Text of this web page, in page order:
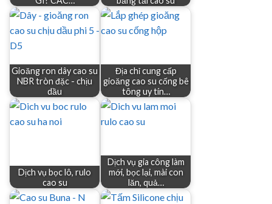
Gioăng ron dây cao su
NBR tròn đặc - chịu
dầu
Địa chỉ cung cấp
gioăng cao su cống bê
tông uy tín…
Dịch vụ bọc lô, rulo
cao su
Dịch vụ gia công làm
mới, bọc lại, mài con
lăn, quả…